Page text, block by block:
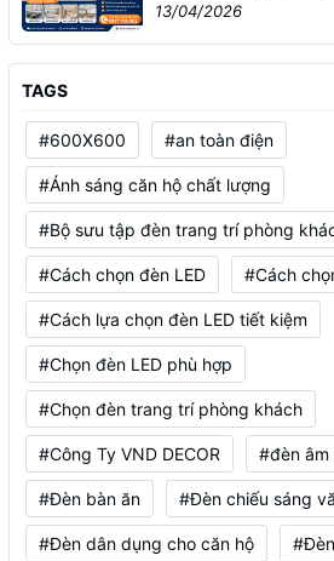
13/04/2026
TAGS
#600X600 #an toàn điện
#Ánh sáng căn hộ chất lượng
#Bộ sưu tập đèn trang trí phòng
#Cách chọn đèn LED #Cách
#Cách lựa chọn đèn LED tiết kiệm
#Chọn đèn LED phù hợp
#Chọn đèn trang trí phòng khách
#Công Ty VND DECOR #đèn âm
#Đèn bàn ăn #Đèn chiếu sáng
#Đèn dân dụng cho căn hộ